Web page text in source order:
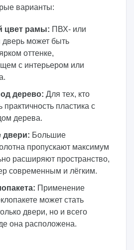
варианты:
цвет рамы: ПВХ- или
может быть
оттенке,
с интерьером или
дерево: Для тех, кто
практичность пластика с
дерева.
двери: Большие
пропускают максимум
расширяют пространство,
современным и лёгким.
Применение
может стать
двери, но и всего
она расположена.